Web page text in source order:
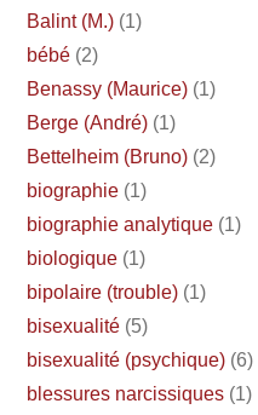
Balint (M.) (1)
bébé (2)
Benassy (Maurice) (1)
Berge (André) (1)
Bettelheim (Bruno) (2)
biographie (1)
biographie analytique (1)
biologique (1)
bipolaire (trouble) (1)
bisexualité (5)
bisexualité (psychique) (6)
blessures narcissiques (1)